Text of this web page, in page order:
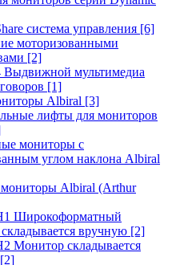
система управления [6]
моторизованными
[2]
Выдвижной мультимедиа
[1]
Albiral [3]
лифты для мониторов
мониторы с
углом наклона Albiral
Albiral (Arthur
Широкоформатный
вручную [2]
Монитор складывается
[2]